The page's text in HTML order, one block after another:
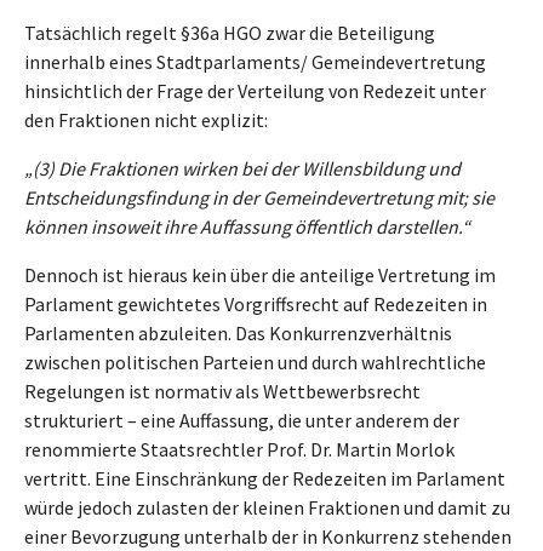
Tatsächlich regelt §36a HGO zwar die Beteiligung
innerhalb eines Stadtparlaments/ Gemeindevertretung
hinsichtlich der Frage der Verteilung von Redezeit unter
den Fraktionen nicht explizit:
„(3) Die Fraktionen wirken bei der Willensbildung und
Entscheidungsfindung in der Gemeindevertretung mit; sie
können insoweit ihre Auffassung öffentlich darstellen.“
Dennoch ist hieraus kein über die anteilige Vertretung im
Parlament gewichtetes Vorgriffsrecht auf Redezeiten in
Parlamenten abzuleiten. Das Konkurrenzverhältnis
zwischen politischen Parteien und durch wahlrechtliche
Regelungen ist normativ als Wettbewerbsrecht
strukturiert – eine Auffassung, die unter anderem der
renommierte Staatsrechtler Prof. Dr. Martin Morlok
vertritt. Eine Einschränkung der Redezeiten im Parlament
würde jedoch zulasten der kleinen Fraktionen und damit zu
einer Bevorzugung unterhalb der in Konkurrenz stehenden